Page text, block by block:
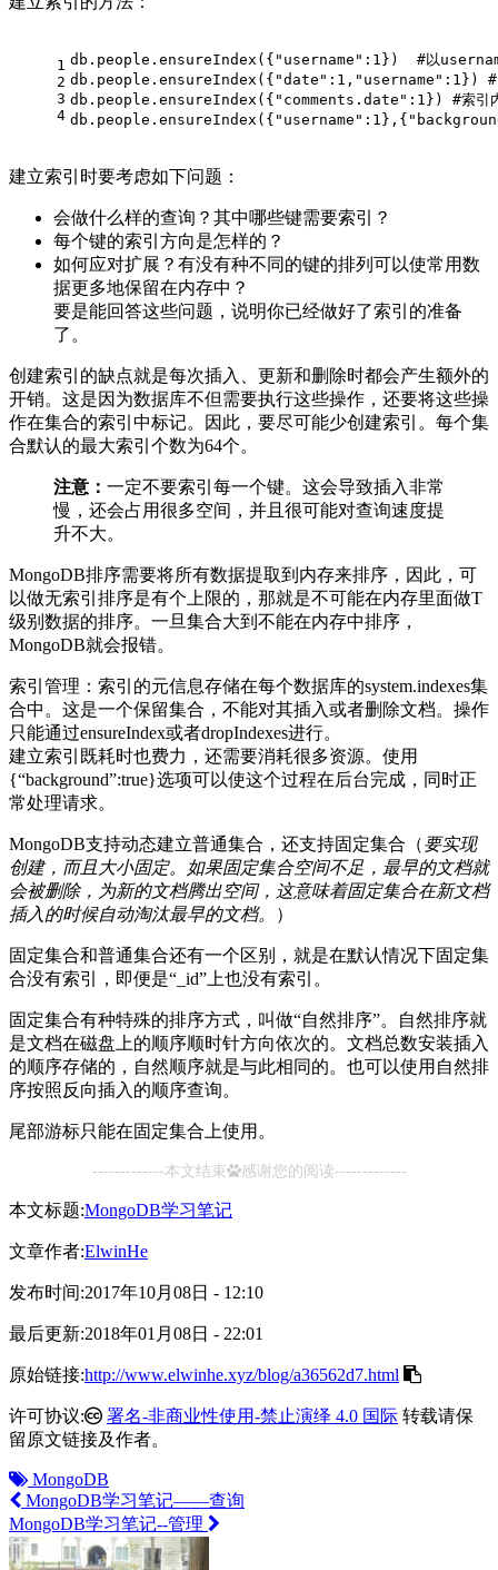
1
2
3
4
db.people.ensureIndex({"username":1})  #以
db.people.ensureIndex({"date":1,"username":1}) #
db.people.ensureIndex({"comments.date":1}) #索引内嵌
建立索引时要考虑如下问题：
会做什么样的查询？其中哪些键需要索引？
每个键的索引方向是怎样的？
如何应对扩展？有没有种不同的键的排列可以使常用数
据更多地保留在内存中？
要是能回答这些问题，说明你已经做好了索引的准备
了。
创建索引的缺点就是每次插入、更新和删除时都会产生额外的
开销。这是因为数据库不但需要执行这些操作，还要将这些操
作在集合的索引中标记。因此，要尽可能少创建索引。每个集
合默认的最大索引个数为64个。
注意： 一定不要索引每一个键。这会导致插入非常
慢，还会占用很多空间，并且很可能对查询速度提
升不大。
MongoDB排序需要将所有数据提取到内存来排序，因此，可
以做无索引排序是有个上限的，那就是不可能在内存里面做T
级别数据的排序。一旦集合大到不能在内存中排序，
MongoDB就会报错。
索引管理：索引的元信息存储在每个数据库的system.indexes集
合中。这是一个保留集合，不能对其插入或者删除文档。操作
只能通过ensureIndex或者dropIndexes进行。
建立索引既耗时也费力，还需要消耗很多资源。使用
{“background”:true}选项可以使这个过程在后台完成，同时正
常处理请求。
MongoDB支持动态建立普通集合，还支持固定集合（要实现
创建，而且大小固定。如果固定集合空间不足，最早的文档就
会被删除，为新的文档腾出空间，这意味着固定集合在新文档
插入的时候自动淘汰最早的文档。
）
固定集合和普通集合还有一个区别，就是在默认情况下固定集
合没有索引，即便是“_id”上也没有索引。
固定集合有种特殊的排序方式，叫做“自然排序”。自然排序就
是文档在磁盘上的顺序顺时针方向依次的。文档总数安装插入
的顺序存储的，自然顺序就是与此相同的。也可以使用自然排
序按照反向插入的顺序查询。
尾部游标只能在固定集合上使用。
-------------本文结束 感谢您的阅读-------------
本文标题:MongoDB学习笔记
文章作者:ElwinHe
发布时间:2017年10月08日 - 12:10
最后更新:2018年01月08日 - 22:01
原始链接:http://www.elwinhe.xyz/blog/a36562d7.html
许可协议: 署名-非商业性使用-禁止演绎 4.0 国际 转载请保
留原文链接及作者。
MongoDB
MongoDB学习笔记——查询
MongoDB学习笔记--管理